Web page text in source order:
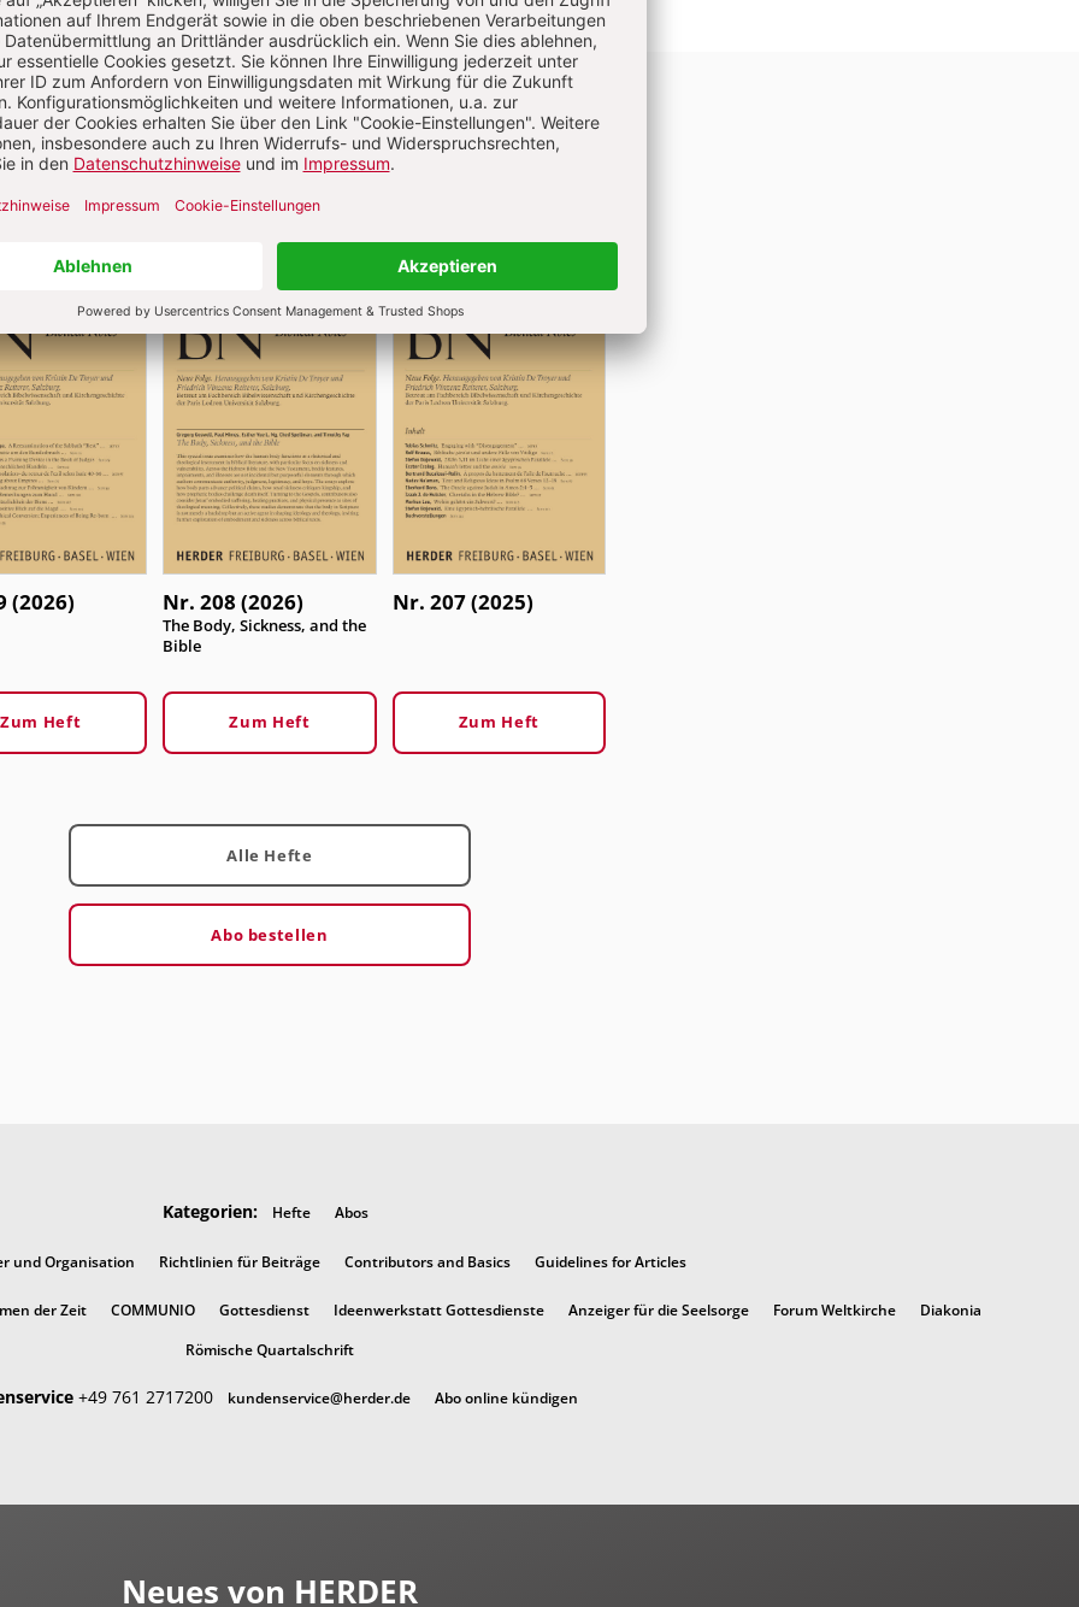
Aktuelle Hefte
(2026)
Zum Heft
Nr. 208 (2026)
:
The Body, Sickness, and the
Bible
Zum Heft
Nr. 207 (2025)
Zum Heft
Alle Hefte
Abo bestellen
Kategorien: Hefte Abos
und Organisation Richtlinien für Beiträge Contributors and Basics Guidelines for Articles
der Zeit COMMUNIO Gottesdienst Ideenwerkstatt Gottesdienste Anzeiger für die Seelsorge Forum Weltkirche Diakonia
Römische Quartalschrift
+49 761 2717200 kundenservice@herder.de Abo online kündigen
Neues von HERDER